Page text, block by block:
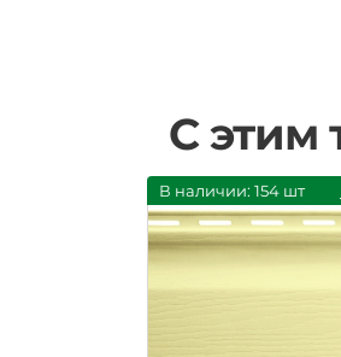
С этим
В наличии: 154 шт